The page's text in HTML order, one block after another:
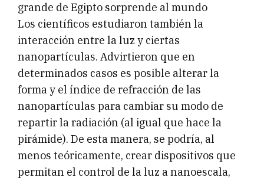
grande de Egipto sorprende al mundo
Los científicos estudiaron también la
interacción entre la luz y ciertas
nanopartículas. Advirtieron que en
determinados casos es posible alterar la
forma y el índice de refracción de las
nanopartículas para cambiar su modo de
repartir la radiación (al igual que hace la
pirámide). De esta manera, se podría, al
menos teóricamente, crear dispositivos que
permitan el control de la luz a nanoescala,